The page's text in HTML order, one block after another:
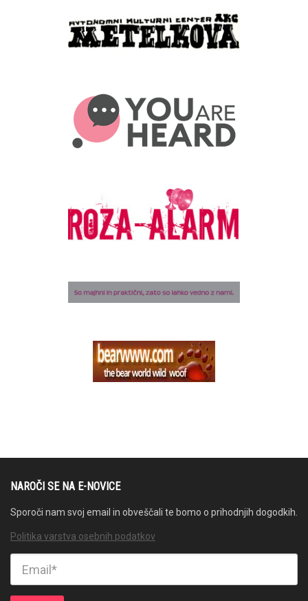
NAROČI SE NA E-NOVICE
Sporoči nam svoj email in obveščali te bomo o prihodnjih dogodkih.
Politika varstva osebnih podatkov